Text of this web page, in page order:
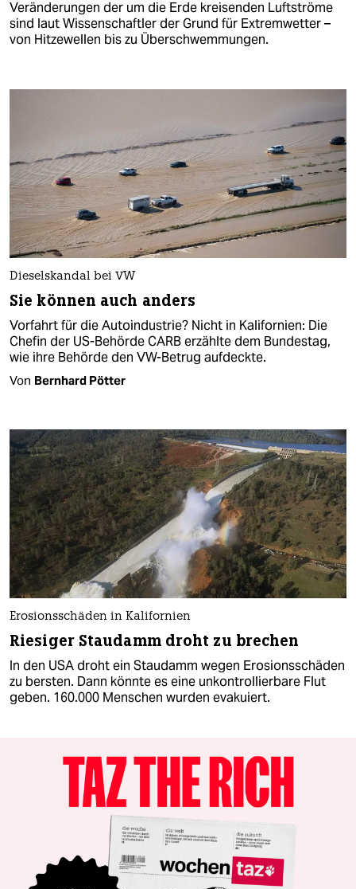
Veränderungen der um die Erde kreisenden Luftströme
sind laut Wissenschaftler der Grund für Extremwetter –
von Hitzewellen bis zu Überschwemmungen.
Dieselskandal bei VW
Sie können auch anders
Vorfahrt für die Autoindustrie? Nicht in Kalifornien: Die
Chefin der US-Behörde CARB erzählte dem Bundestag,
wie ihre Behörde den VW-Betrug aufdeckte.
Von Bernhard Pötter
Erosionsschäden in Kalifornien
Riesiger Staudamm droht zu brechen
In den USA droht ein Staudamm wegen Erosionsschäden
zu bersten. Dann könnte es eine unkontrollierbare Flut
geben. 160.000 Menschen wurden evakuiert.